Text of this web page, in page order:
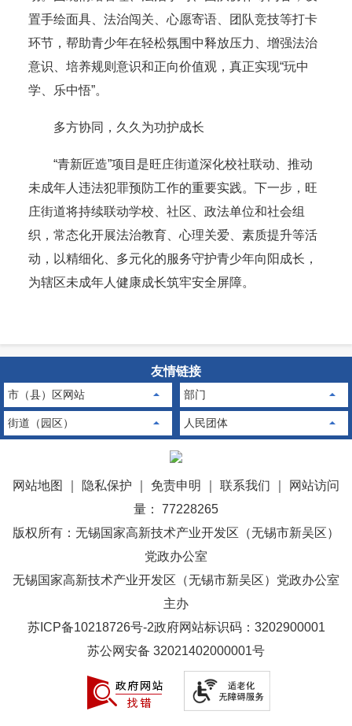
置手绘面具、法治闯关、心愿寄语、团队竞技等打卡
环节，帮助青少年在轻松氛围中释放压力、增强法治
意识、培养规则意识和正向价值观，真正实现“玩中
学、乐中悟”。
多方协同，久久为功护成长
“青新匠造”项目是旺庄街道深化校社联动、推动
未成年人违法犯罪预防工作的重要实践。下一步，旺
庄街道将持续联动学校、社区、政法单位和社会组
织，常态化开展法治教育、心理关爱、素质提升等活
动，以精细化、多元化的服务守护青少年向阳成长，
为辖区未成年人健康成长筑牢安全屏障。
友情链接
市（县）区网站 部门
街道（园区） 人民团体
网站地图 隐私保护 免责申明 联系我们
网站访问
量： 77228265
版权所有：无锡国家高新技术产业开发区（无锡市新吴区）
党政办公室
无锡国家高新技术产业开发区（无锡市新吴区）党政办公室
主办
苏ICP备10218726号-2政府网站标识码：3202900001
苏公网安备 32021402000001号